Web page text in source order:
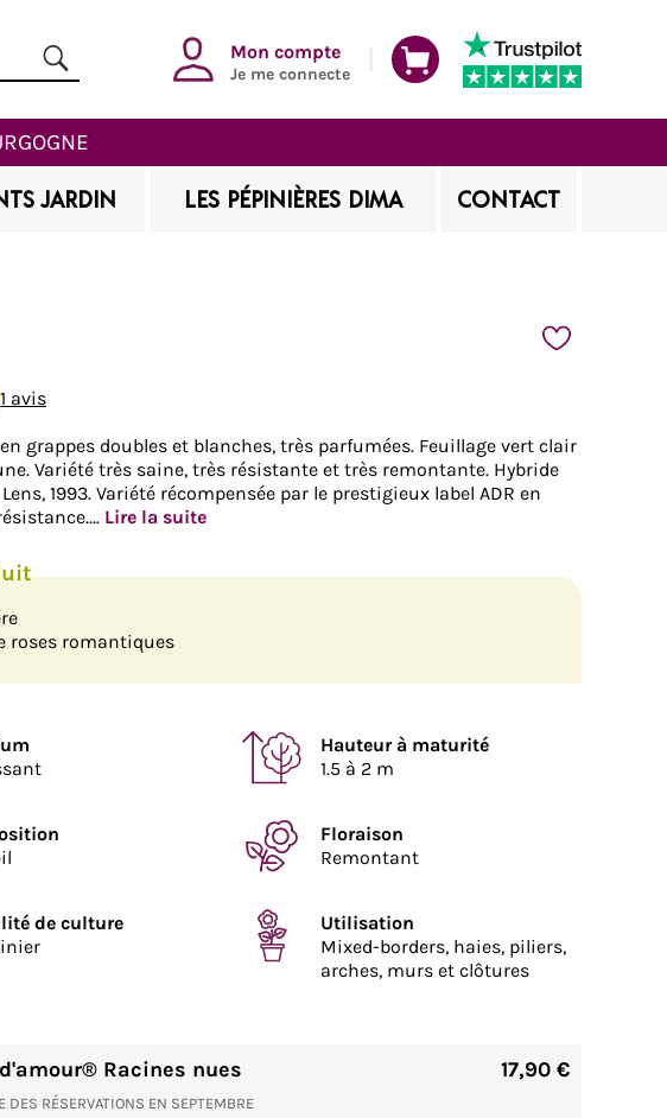
Mon compte
Je me connecte
JARDIN LES PÉPINIÈRES DIMA CONTACT
1 avis
grappes doubles et blanches, très parfumées. Feuillage vert clair
Variété très saine, très résistante et très remontante. Hybride
1993. Variété récompensée par le prestigieux label ADR en
Lire la suite
roses romantiques
Hauteur à maturité
1.5 à 2 m
Floraison
Remontant
de culture
Utilisation
Mixed-borders, haies, piliers,
arches, murs et clôtures
Racines nues
DES RÉSERVATIONS EN SEPTEMBRE
17,90 €